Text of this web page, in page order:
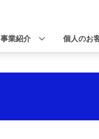
事業紹介 個人のお